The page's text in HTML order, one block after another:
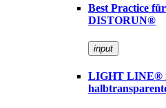
Best Practice
DISTORUN®
input
LIGHT LINE®